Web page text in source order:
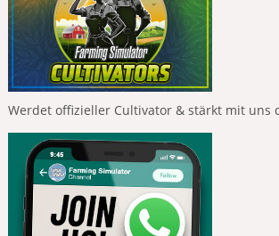
Werdet offizieller Cultivator & stärkt mit uns